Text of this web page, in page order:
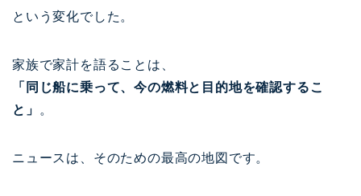
という変化でした。
家族で家計を語ることは、
「同じ船に乗って、今の燃料と目的地を確認するこ
と」
。
ニュースは、そのための最高の地図です。